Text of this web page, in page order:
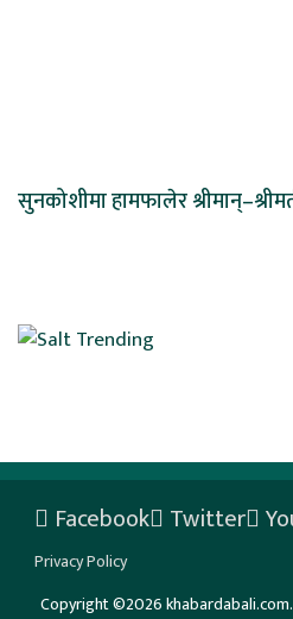
सुनकोशीमा हामफालेर
Facebook Twitter
Privacy Policy
Copyright ©2026